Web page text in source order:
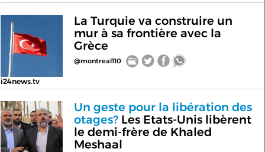
i24news.tv
La Turquie va construire un
mur à sa frontière avec la
Grèce
@montreal110
Un geste pour la libération des
otages?Les Etats-Unis libèrent
le demi-frère de Khaled
Meshaal